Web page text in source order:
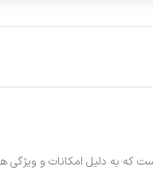
که به دلیل امکانات و ویژگی